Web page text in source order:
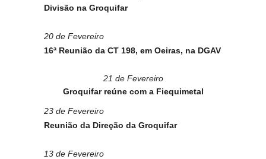
Divisão na Groquifar
20 de Fevereiro
16ª Reunião da CT 198, em Oeiras, na DGAV
21 de Fevereiro
Groquifar reúne com a Fiequimetal
23 de Fevereiro
Reunião da Direção da Groquifar
13 de Fevereiro